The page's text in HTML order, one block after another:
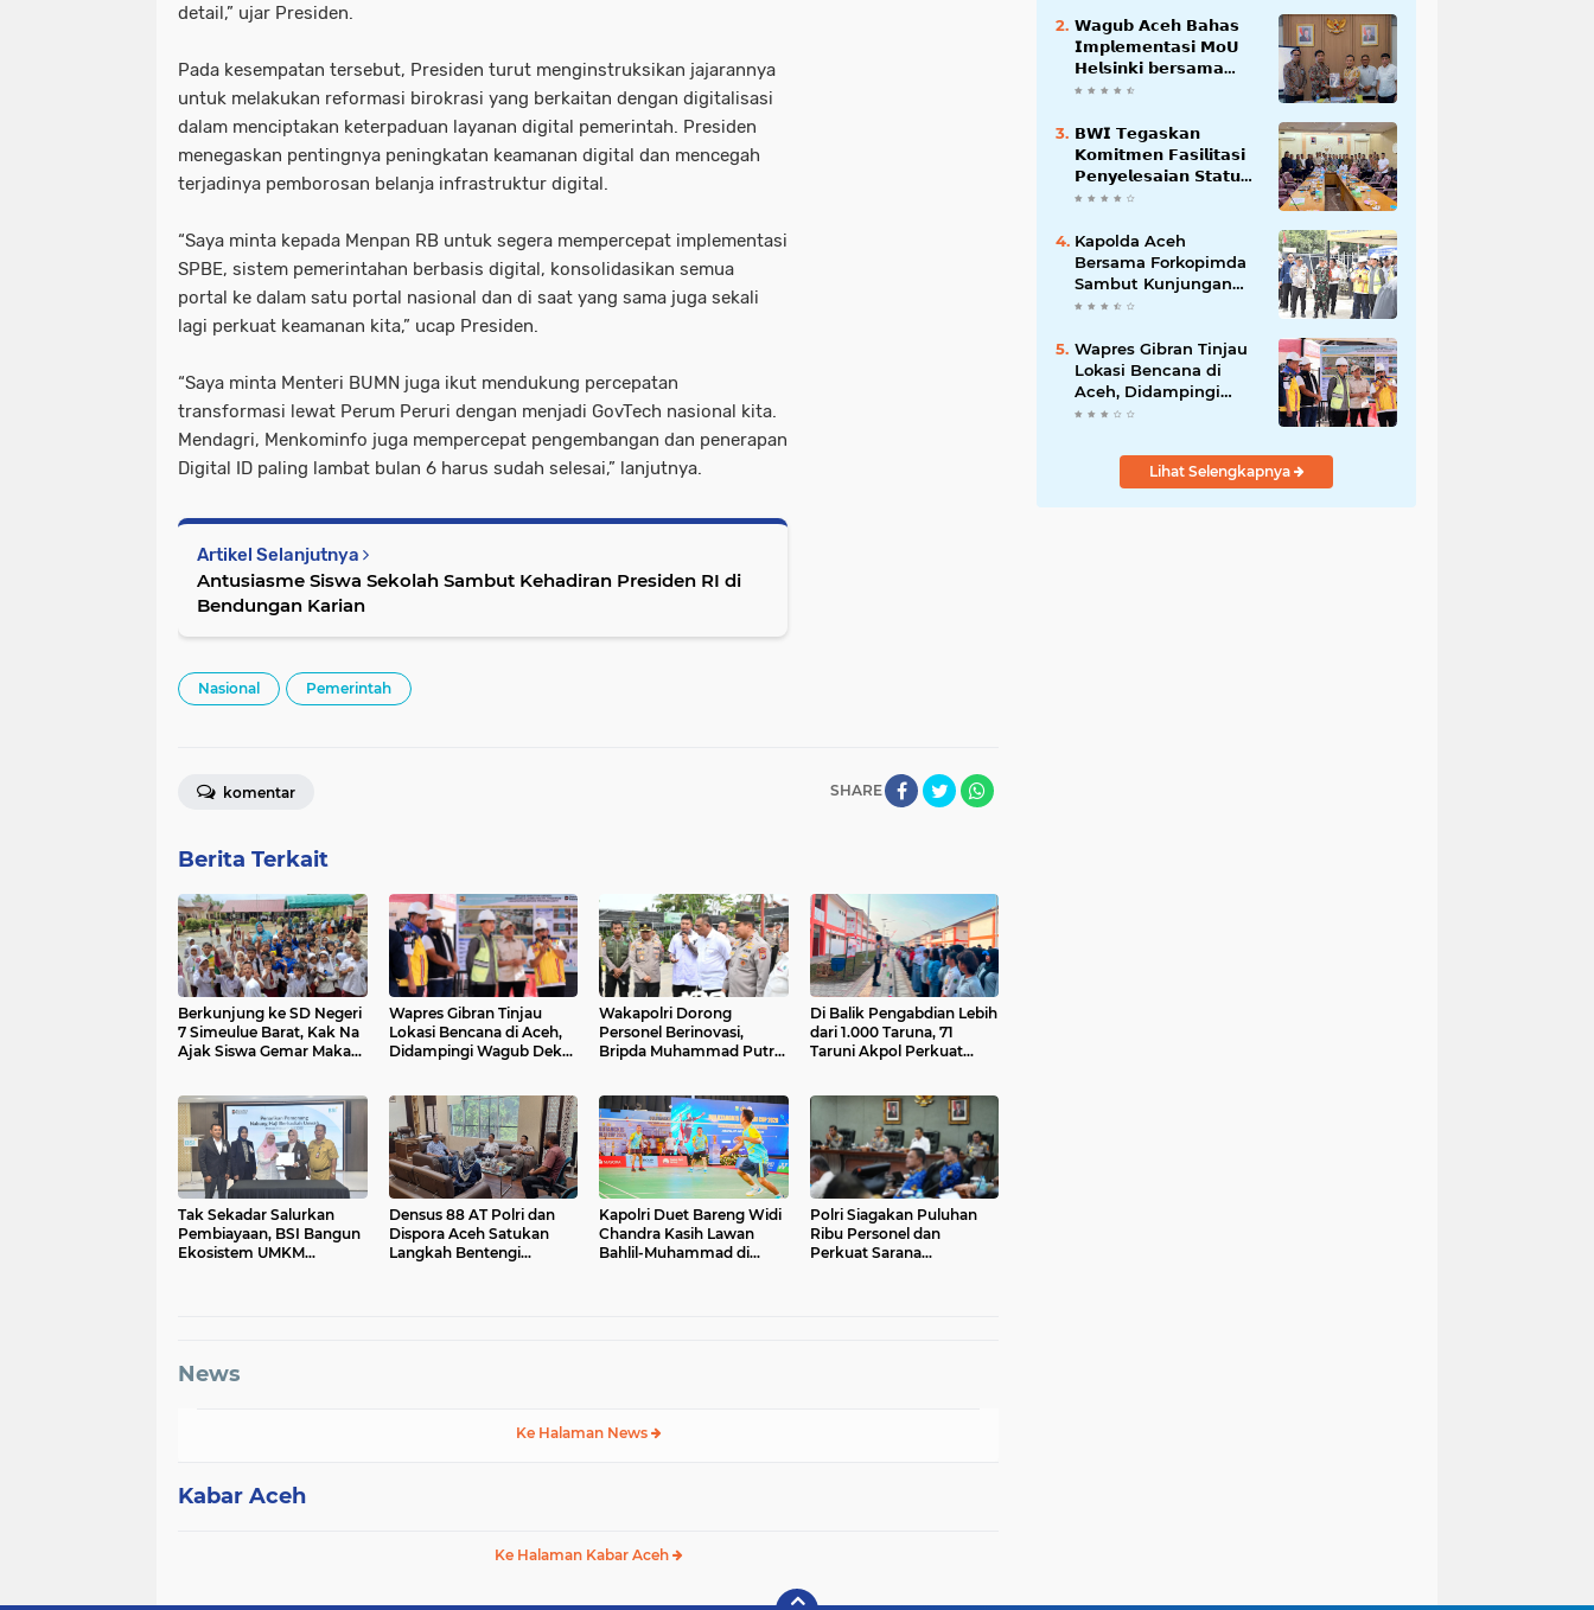
detail,” ujar Presiden.
Pada kesempatan tersebut, Presiden turut menginstruksikan jajarannya
untuk melakukan reformasi birokrasi yang berkaitan dengan digitalisasi
dalam menciptakan keterpaduan layanan digital pemerintah. Presiden
menegaskan pentingnya peningkatan keamanan digital dan mencegah
terjadinya pemborosan belanja infrastruktur digital.
“Saya minta kepada Menpan RB untuk segera mempercepat implementasi
SPBE, sistem pemerintahan berbasis digital, konsolidasikan semua
portal ke dalam satu portal nasional dan di saat yang sama juga sekali
lagi perkuat keamanan kita,” ucap Presiden.
“Saya minta Menteri BUMN juga ikut mendukung percepatan
transformasi lewat Perum Peruri dengan menjadi GovTech nasional kita.
Mendagri, Menkominfo juga mempercepat pengembangan dan penerapan
Digital ID paling lambat bulan 6 harus sudah selesai,” lanjutnya.
Artikel Selanjutnya
Antusiasme Siswa Sekolah Sambut Kehadiran Presiden RI di
Bendungan Karian
Nasional Pemerintah
SHARE
komentar
Berita Terkait
Berkunjung ke SD Negeri
7 Simeulue Barat, Kak Na
Ajak Siswa Gemar Makan
Wapres Gibran Tinjau
Lokasi Bencana di Aceh,
Didampingi Wagub Dek
Wakapolri Dorong
Personel Berinovasi,
Bripda Muhammad Putra
Di Balik Pengabdian Lebih
dari 1.000 Taruna, 71
Taruni Akpol Perkuat
Tak Sekadar Salurkan
Pembiayaan, BSI Bangun
Ekosistem UMKM
Densus 88 AT Polri dan
Dispora Aceh Satukan
Langkah Bentengi
Kapolri Duet Bareng Widi
Chandra Kasih Lawan
Bahlil-Muhammad di
Polri Siagakan Puluhan
Ribu Personel dan
Perkuat Sarana
News
Ke Halaman News
Kabar Aceh
Ke Halaman Kabar Aceh
𝗪𝗮𝗴𝘂𝗯 𝗔𝗰𝗲𝗵 𝗕𝗮𝗵𝗮𝘀
𝗜𝗺𝗽𝗹𝗲𝗺𝗲𝗻𝘁𝗮𝘀𝗶 𝗠𝗼𝗨
𝗛𝗲𝗹𝘀𝗶𝗻𝗸𝗶 𝗯𝗲𝗿𝘀𝗮𝗺𝗮
𝗦𝗲𝗸𝗿𝗲𝘁𝗮𝗿𝗶𝗮𝘁 𝗡𝗲𝗴𝗮𝗿𝗮
𝗕𝗪𝗜 𝗧𝗲𝗴𝗮𝘀𝗸𝗮𝗻
𝗞𝗼𝗺𝗶𝘁𝗺𝗲𝗻 𝗙𝗮𝘀𝗶𝗹𝗶𝘁𝗮𝘀𝗶
𝗣𝗲𝗻𝘆𝗲𝗹𝗲𝘀𝗮𝗶𝗮𝗻 𝗦𝘁𝗮𝘁𝘂𝘀
𝗪𝗮𝗸𝗮𝗳 𝗕𝗹𝗮𝗻𝗴 𝗣𝗮𝗱𝗮𝗻𝗴
Kapolda Aceh
Bersama Forkopimda
Sambut Kunjungan
Kerja Wakil Presiden
Bireuen
Wapres Gibran Tinjau
Lokasi Bencana di
Aceh, Didampingi
Wagub Dek Fadh
Lihat Selengkapnya